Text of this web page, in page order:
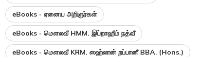
eBooks - ஏனைய அறிஞர்கள்
eBooks - மௌலவீ HMM. இப்றாஹீம் நத்வீ
eBooks - மௌலவீ KRM. ஸஹ்லான் றப்பானீ BBA. (Hons.)